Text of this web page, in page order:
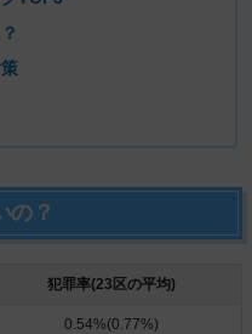
の？
犯罪率(23区の平均)
0.54%(0.77%)